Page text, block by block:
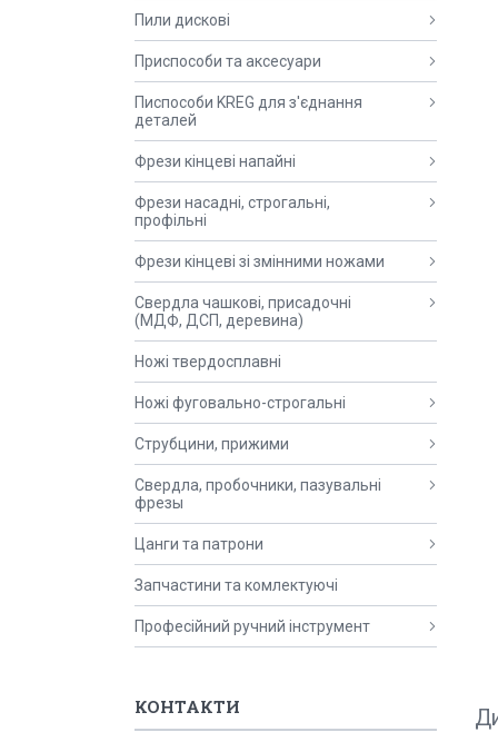
Пили дискові
Приспособи та аксесуари
Писпособи KREG для з'єднання
деталей
Фрези кінцеві напайні
Фрези насадні, строгальні,
профільні
Фрези кінцеві зі змінними ножами
Свердла чашкові, присадочні
(МДФ, ДСП, деревина)
Ножі твердосплавні
Ножі фуговально-строгальні
Струбцини, прижими
Свердла, пробочники, пазувальні
фрезы
Цанги та патрони
Запчастини та комлектуючі
Професійний ручний інструмент
КОНТАКТИ